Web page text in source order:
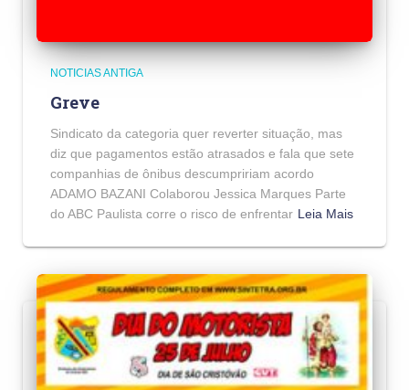
NOTICIAS ANTIGA
Greve
Sindicato da categoria quer reverter situação, mas
diz que pagamentos estão atrasados e fala que sete
companhias de ônibus descumpririam acordo
ADAMO BAZANI Colaborou Jessica Marques Parte
do ABC Paulista corre o risco de enfrentar Leia Mais